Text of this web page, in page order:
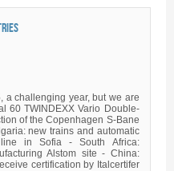
a challenging year, but we are
60TWINDEXX Vario Double-
of the Copenhagen S-Bane
new trains and automatic
in Sofia - South Africa:
Alstom site - China:
certification by Italcertifer